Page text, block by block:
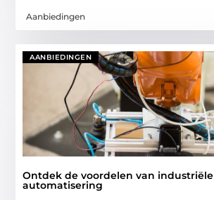
Aanbiedingen
AANBIEDINGEN
Ontdek de voordelen van industriële
automatisering